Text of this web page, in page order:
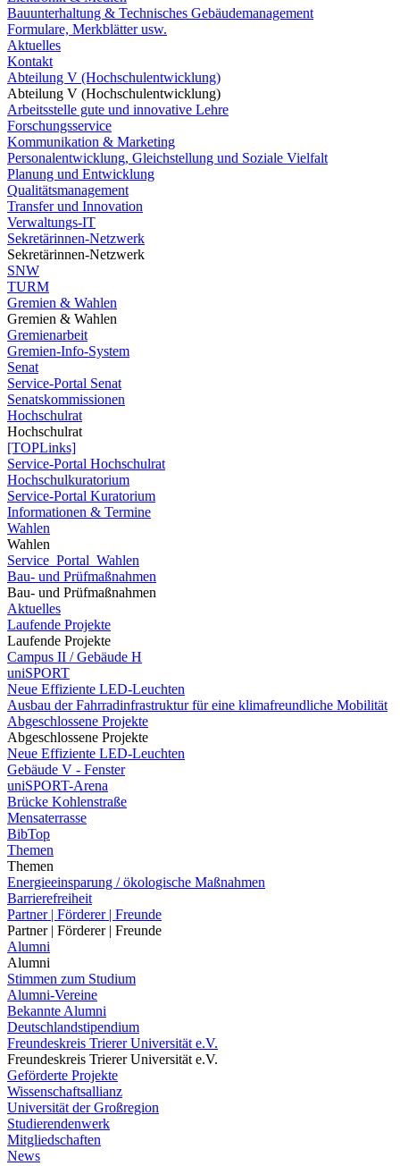
Bauunterhaltung & Technisches Gebäudemanagement
Formulare, Merkblätter usw.
Aktuelles
Kontakt
Abteilung V (Hochschulentwicklung)
Abteilung V (Hochschulentwicklung)
Arbeitsstelle gute und innovative Lehre
Forschungsservice
Kommunikation & Marketing
Personalentwicklung, Gleichstellung und Soziale Vielfalt
Planung und Entwicklung
Qualitätsmanagement
Transfer und Innovation
Verwaltungs-IT
Sekretärinnen-Netzwerk
Sekretärinnen-Netzwerk
SNW
TURM
Gremien & Wahlen
Gremien & Wahlen
Gremienarbeit
Gremien-Info-System
Senat
Service-Portal Senat
Senatskommissionen
Hochschulrat
Hochschulrat
[TOPLinks]
Service-Portal Hochschulrat
Hochschulkuratorium
Service-Portal Kuratorium
Informationen & Termine
Wahlen
Wahlen
Service_Portal_Wahlen
Bau- und Prüfmaßnahmen
Bau- und Prüfmaßnahmen
Aktuelles
Laufende Projekte
Laufende Projekte
Campus II / Gebäude H
uniSPORT
Neue Effiziente LED-Leuchten
Ausbau der Fahrradinfrastruktur für eine klimafreundliche Mobilität
Abgeschlossene Projekte
Abgeschlossene Projekte
Neue Effiziente LED-Leuchten
Gebäude V - Fenster
uniSPORT-Arena
Brücke Kohlenstraße
Mensaterrasse
BibTop
Themen
Themen
Energieeinsparung / ökologische Maßnahmen
Barrierefreiheit
Partner | Förderer | Freunde
Partner | Förderer | Freunde
Alumni
Alumni
Stimmen zum Studium
Alumni-Vereine
Bekannte Alumni
Deutschlandstipendium
Freundeskreis Trierer Universität e.V.
Freundeskreis Trierer Universität e.V.
Geförderte Projekte
Wissenschaftsallianz
Universität der Großregion
Studierendenwerk
Mitgliedschaften
News